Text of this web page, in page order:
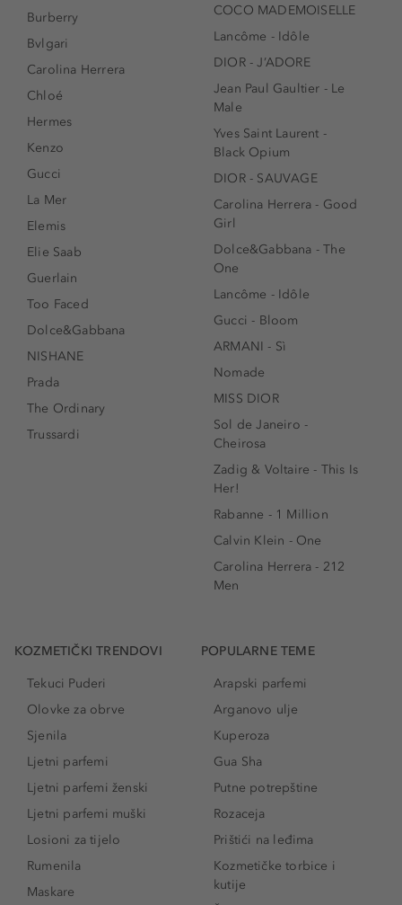
Burberry
Bvlgari
Carolina Herrera
Chloé
Hermes
Kenzo
Gucci
La Mer
Elemis
Elie Saab
Guerlain
Too Faced
Dolce&Gabbana
NISHANE
Prada
The Ordinary
Trussardi
COCO MADEMOISELLE
Lancôme - Idôle
DIOR - J’ADORE
Jean Paul Gaultier - Le
Male
Yves Saint Laurent -
Black Opium
DIOR - SAUVAGE
Carolina Herrera - Good
Girl
Dolce&Gabbana - The
One
Lancôme - Idôle
Gucci - Bloom
ARMANI - Sì
Nomade
MISS DIOR
Sol de Janeiro -
Cheirosa
Zadig & Voltaire - This Is
Her!
Rabanne - 1 Million
Calvin Klein - One
Carolina Herrera - 212
Men
KOZMETIČKI TRENDOVI
Tekuci Puderi
Olovke za obrve
Sjenila
Ljetni parfemi
Ljetni parfemi ženski
Ljetni parfemi muški
Losioni za tijelo
Rumenila
Maskare
POPULARNE TEME
Arapski parfemi
Arganovo ulje
Kuperoza
Gua Sha
Putne potrepštine
Rozaceja
Prištići na leđima
Kozmetičke torbice i
kutije